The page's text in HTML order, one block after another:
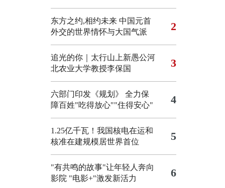
东方之约,相约未来 中国元首
外交的世界情怀与大国气派
2
追光的你｜太行山上新愚公河
北农业大学教授李保国
3
六部门印发《规划》 全力保
障百姓"吃得放心""住得安心"
4
1.25亿千瓦！我国核电在运和
核准在建规模居世界首位
5
"有共鸣的故事"让年轻人奔向
影院 "电影+"激发新活力 6